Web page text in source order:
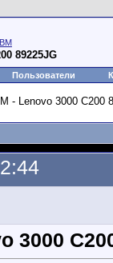
89225JG
Пользователи
- Lenovo 3000 C200
3000